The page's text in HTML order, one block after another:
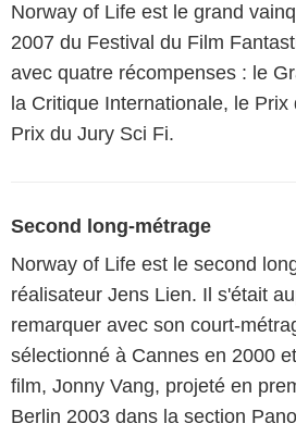
Norway of Life est le grand
2007 du Festival du Film
avec quatre récompenses : le
la Critique Internationale, le
Prix du Jury Sci Fi.
Second long-métrage
Norway of Life est le second
réalisateur Jens Lien. Il s'était
remarquer avec son court-
sélectionné à Cannes en 2000
film, Jonny Vang, projeté en
Berlin 2003 dans la section